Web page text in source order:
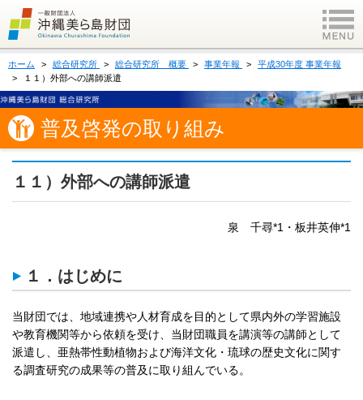
ホーム 総合研究所 総合研究所 概要 事業年報
平成30年度 事業年報
１１）外部への講師派遣
普及啓発の取り組み
１１）外部への講師派遣
泉 千尋*1・板井英伸*1
１．はじめに
当財団では、地域連携や人材育成を目的として県内外の学習施設
や教育機関等から依頼を受け、当財団職員を講演等の講師として
派遣し、亜熱帯性動植物および海洋文化・琉球の歴史文化に関す
る調査研究の成果等の普及に取り組んでいる。